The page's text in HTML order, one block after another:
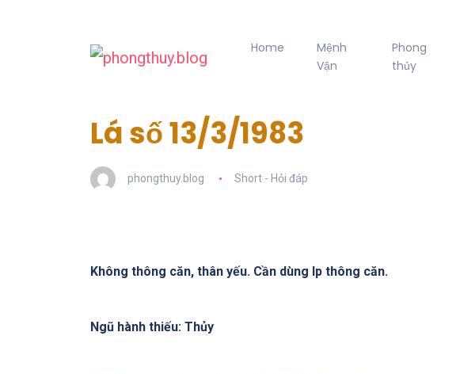
Home
Mệnh
Vận
Phong
thủy
Lá số 13/3/1983
phongthuy.blog Short - Hỏi đáp
Không thông căn, thân yếu. Cần dùng lp thông căn.
Ngũ hành thiếu: Thủy